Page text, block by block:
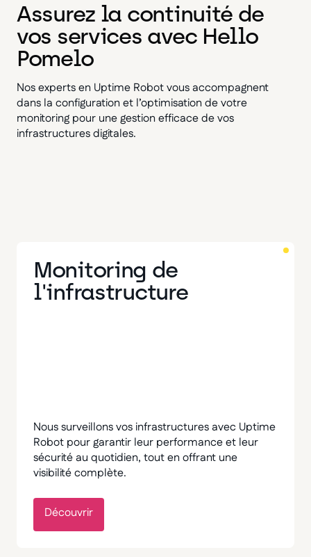
Assurez la continuité de
vos services avec Hello
Pomelo
Nos experts en Uptime Robot vous accompagnent
dans la configuration et l’optimisation de votre
monitoring pour une gestion efficace de vos
infrastructures digitales.
Monitoring de
l'infrastructure
Nous surveillons vos infrastructures avec Uptime
Robot pour garantir leur performance et leur
sécurité au quotidien, tout en offrant une
visibilité complète.
Découvrir